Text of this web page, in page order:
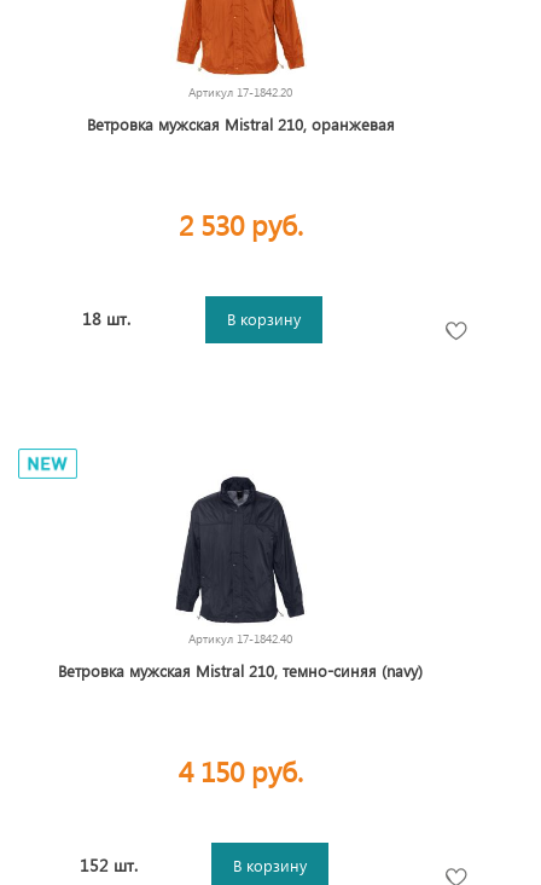
Артикул 17-1842.20
Ветровка мужская Mistral 210, оранжевая
2 530 руб.
18 шт. В корзину
Артикул 17-1842.40
Ветровка мужская Mistral 210, темно-синяя (navy)
4 150 руб.
152 шт. В корзину